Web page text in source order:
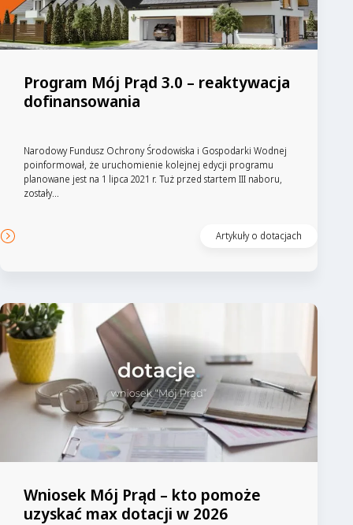
Program Mój Prąd 3.0 – reaktywacja
dofinansowania
Narodowy Fundusz Ochrony Środowiska i Gospodarki Wodnej
poinformował, że uruchomienie kolejnej edycji programu
planowane jest na 1 lipca 2021 r. Tuż przed startem III naboru,
zostały...
Artykuły o dotacjach
Wniosek Mój Prąd – kto pomoże
uzyskać max dotacji w 2026